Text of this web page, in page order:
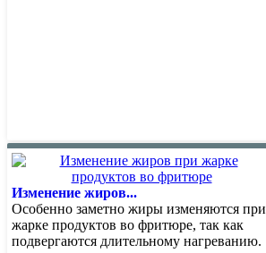
Изменение жиров...
Особенно заметно жиры изменяются при
жарке продуктов во фритюре, так как
подвергаются длительному нагреванию.